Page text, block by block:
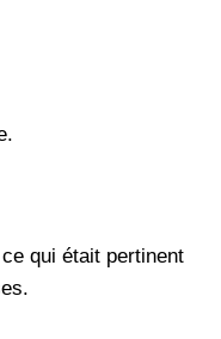
ce qui était pertinent